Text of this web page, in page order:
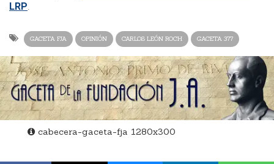
LRP.
GACETA FJA OPINIÓN CARLOS LEÓN ROCH GACETA 377
cabecera-gaceta-fja 1280x300